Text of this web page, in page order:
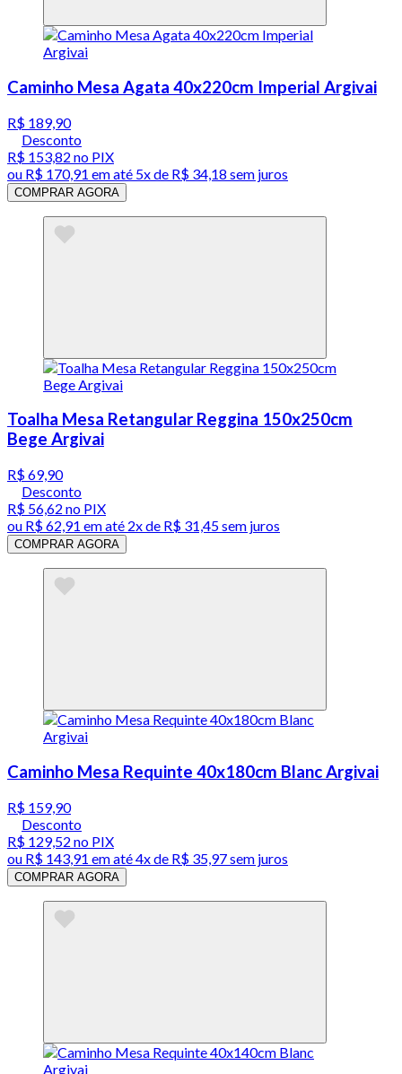
Caminho Mesa Agata 40x220cm Imperial Argivai
R$ 189,90
Desconto
R$ 153,82 no PIX
ou R$ 170,91 em até 5x de R$ 34,18 sem juros
COMPRAR AGORA
Toalha Mesa Retangular Reggina 150x250cm
Bege Argivai
R$ 69,90
Desconto
R$ 56,62 no PIX
ou R$ 62,91 em até 2x de R$ 31,45 sem juros
COMPRAR AGORA
Caminho Mesa Requinte 40x180cm Blanc Argivai
R$ 159,90
Desconto
R$ 129,52 no PIX
ou R$ 143,91 em até4x de R$ 35,97 sem juros
COMPRAR AGORA